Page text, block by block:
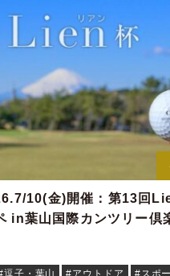
10(金)開催：第13回
ペ in葉山国際カンツリー倶
逗子・葉山 #アウトドア #スポ